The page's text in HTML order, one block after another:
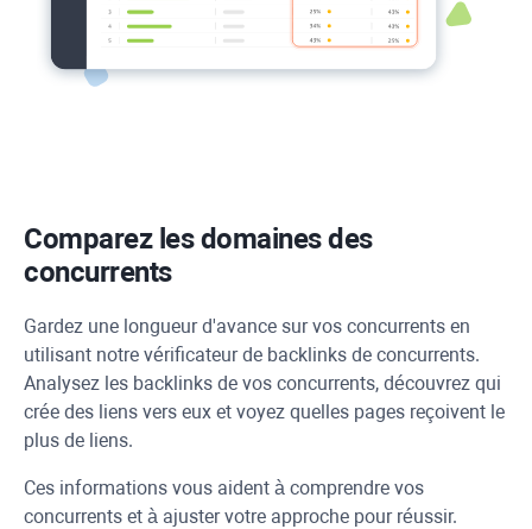
Comparez les domaines des
concurrents
Gardez une longueur d'avance sur vos concurrents en
utilisant notre vérificateur de backlinks de concurrents.
Analysez les backlinks de vos concurrents, découvrez qui
crée des liens vers eux et voyez quelles pages reçoivent le
plus de liens.
Ces informations vous aident à comprendre vos
concurrents et à ajuster votre approche pour réussir.